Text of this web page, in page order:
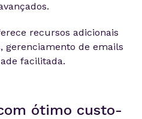
recursos adicionais
gerenciamento de emails
facilitada.
ótimo custo-